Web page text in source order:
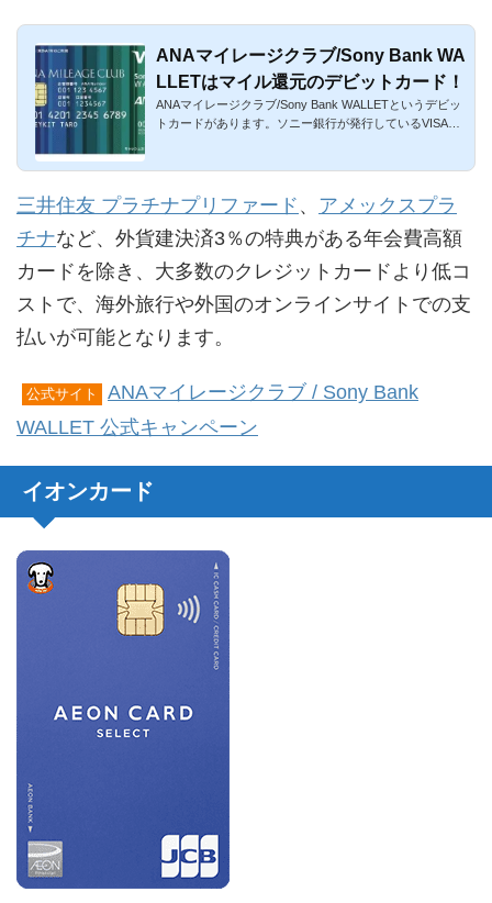
ANAマイレージクラブ/Sony Bank WA
LLETはマイル還元のデビットカード！
ANAマイレージクラブ/Sony Bank WALLETというデビッ
トカードがあります。ソニー銀行が発行しているVISAブ
三井住友 プラチナプリファード 、 アメックスプラ
チナなど、外貨建決済3％の特典がある年会費高額
カードを除き、大多数のクレジットカードより低コ
ストで、海外旅行や外国のオンラインサイトでの支
払いが可能となります。
公式サイト
ANAマイレージクラブ / Sony Bank
WALLET 公式キャンペーン
イオンカード